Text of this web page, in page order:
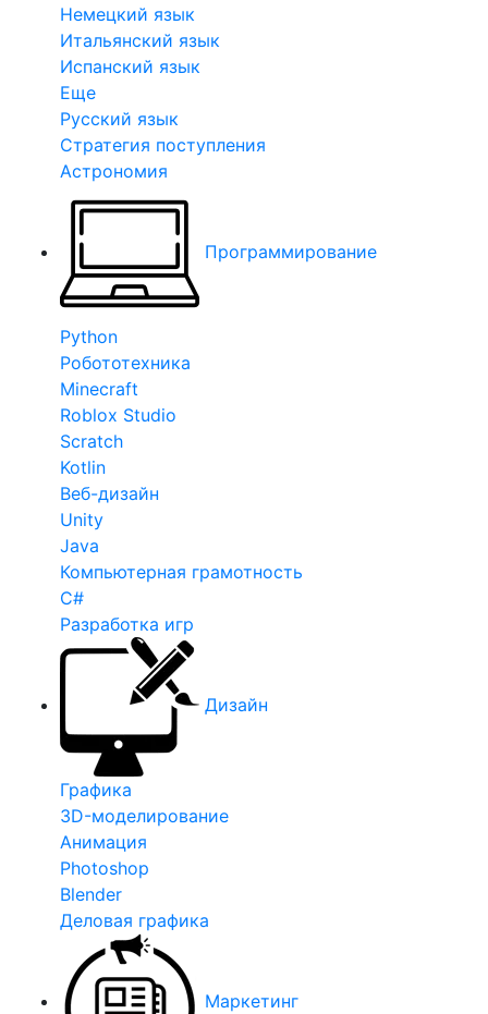
Немецкий язык
Итальянский язык
Испанский язык
Еще
Русский язык
Стратегия поступления
Астрономия
Программирование
Python
Робототехника
Minecraft
Roblox Studio
Scratch
Kotlin
Веб-дизайн
Unity
Java
Компьютерная грамотность
C#
Разработка игр
Дизайн
Графика
3D-моделирование
Анимация
Photoshop
Blender
Деловая графика
Маркетинг